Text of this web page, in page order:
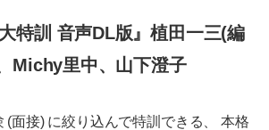
特訓 音声DL版』植田一三(編
Michy里中、山下澄子
(面接) に絞り込んで特訓できる、 本格